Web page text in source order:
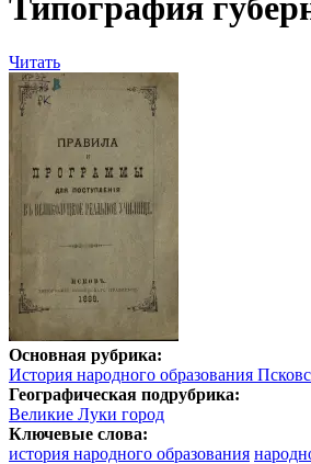
Типография
Читать
Основная рубрика:
История народного образования
Географическая подрубрика:
Великие Луки город
Ключевые слова:
история народного образования